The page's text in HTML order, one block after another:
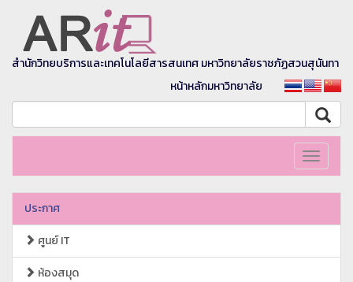
สำนักวิทยบริการและเทคโนโลยีสารสนเทศ มหาวิทยาลัยราชภัฏสวนสุนันทา
หน้าหลักมหาวิทยาลัย
Toggle
ประกาศ
ศูนย์ IT
ห้องสมุด